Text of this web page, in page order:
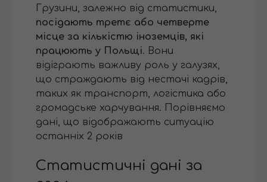
Грузини, залежно від статистики,
посідають третє або четверте
місце за кількістю іноземців, які
працюють у Польщі. Вони
відіграють важливу роль у галузях,
що страждають від нестачі кадрів,
таких як транспорт, логістика або
громадське харчування. Порівняємо
дані, що відображають ситуацію
останніх 2 років
Статистичні дані за